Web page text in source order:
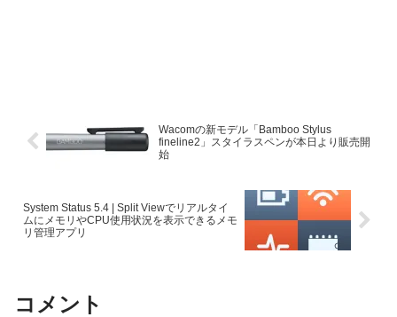
Wacomの新モデル「Bamboo Stylus
fineline2」スタイラスペンが本日より販売開
始
System Status 5.4 | Split Viewでリアルタイ
ムにメモリやCPU使用状況を表示できるメモ
リ管理アプリ
コメント